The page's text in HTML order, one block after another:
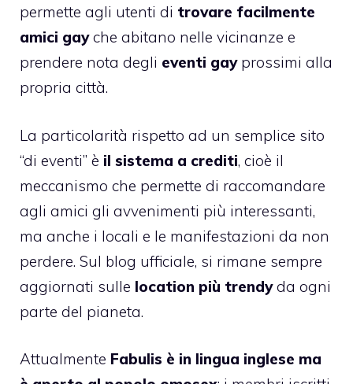
permette agli utenti di trovare facilmente
amici gayche abitano nelle vicinanze e
prendere nota degli eventi gayprossimi alla
propria città.
La particolarità rispetto ad un semplice sito
“di eventi” è il sistema a crediti, cioè il
meccanismo che permette di raccomandare
agli amici gli avvenimenti più interessanti,
ma anche i locali e le manifestazioni da non
perdere. Sul blog ufficiale, si rimane sempre
aggiornati sulle location più trendyda ogni
parte del pianeta.
Attualmente Fabulis è in lingua inglese ma